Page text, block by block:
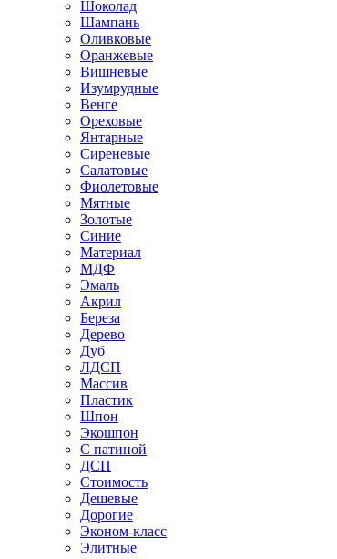
Шоколад
Шампань
Оливковые
Оранжевые
Вишневые
Изумрудные
Венге
Ореховые
Янтарные
Сиреневые
Салатовые
Фиолетовые
Мятные
Золотые
Синие
Материал
МДФ
Эмаль
Акрил
Береза
Дерево
Дуб
ЛДСП
Массив
Пластик
Шпон
Экошпон
С патиной
ДСП
Стоимость
Дешевые
Дорогие
Эконом-класс
Элитные